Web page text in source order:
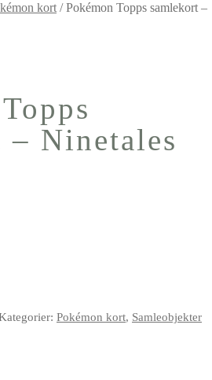
kort /Pokémon Topps samlekort –
– Ninetales
Pokémon kort, Samleobjekter